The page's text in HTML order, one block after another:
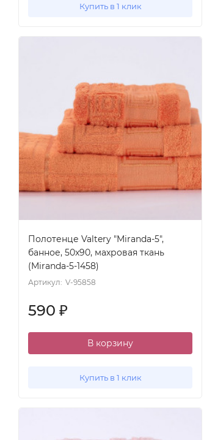
Купить в 1 клик
Полотенце Valtery "Miranda-5",
банное, 50x90, махровая ткань
(Miranda-5-1458)
Артикул: V-95858
590 ₽
В корзину
Купить в 1 клик